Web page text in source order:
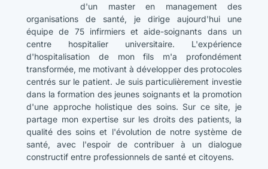
d'un master en management des
organisations de santé, je dirige aujourd'hui une
équipe de 75 infirmiers et aide-soignants dans un
centre hospitalier universitaire. L'expérience
d'hospitalisation de mon fils m'a profondément
transformée, me motivant à développer des protocoles
centrés sur le patient. Je suis particulièrement investie
dans la formation des jeunes soignants et la promotion
d'une approche holistique des soins. Sur ce site, je
partage mon expertise sur les droits des patients, la
qualité des soins et l'évolution de notre système de
santé, avec l'espoir de contribuer à un dialogue
constructif entre professionnels de santé et citoyens.